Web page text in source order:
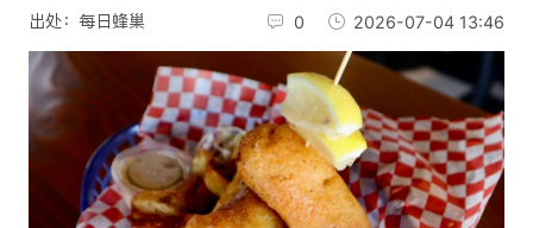
出处：每日蜂巢 0 2026-07-04 13:46